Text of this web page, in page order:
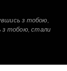
з тобою,
з тобою, стали